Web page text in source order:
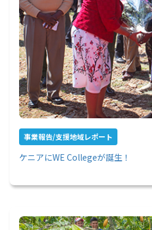
事業報告/支援地域レポート
ケニアにWE Collegeが誕生！